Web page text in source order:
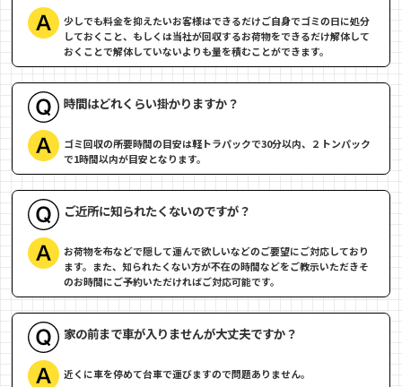
少しでも料金を抑えたいお客様はできるだけご自身でゴミの日に処分
しておくこと、もしくは当社が回収するお荷物をできるだけ解体して
おくことで解体していないよりも量を積むことができます。
時間はどれくらい掛かりますか？
ゴミ回収の所要時間の目安は軽トラパックで30分以内、２トンパック
で1時間以内が目安となります。
ご近所に知られたくないのですが？
お荷物を布などで隠して運んで欲しいなどのご要望にご対応しており
ます。また、知られたくない方が不在の時間などをご教示いただきそ
のお時間にご予約いただければご対応可能です。
家の前まで車が入りませんが大丈夫ですか？
近くに車を停めて台車で運びますので問題ありません。